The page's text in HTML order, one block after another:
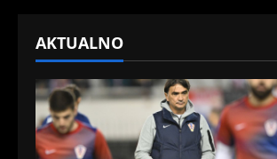
o
n
AKTUALNO